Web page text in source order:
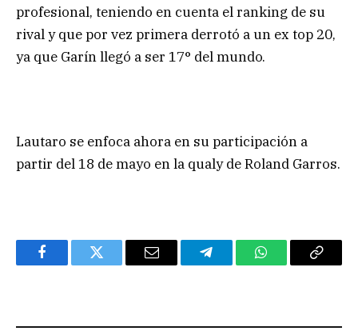
profesional, teniendo en cuenta el ranking de su
rival y que por vez primera derrotó a un ex top 20,
ya que Garín llegó a ser 17° del mundo.
Lautaro se enfoca ahora en su participación a
partir del 18 de mayo en la qualy de Roland Garros.
FacebookTwitter Email TelegramWhatsAppCopy